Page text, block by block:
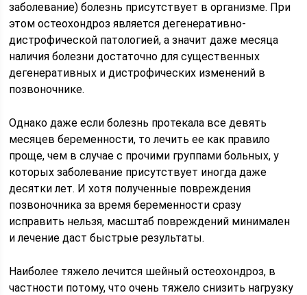
заболевание) болезнь присутствует в организме. При
этом остеохондроз является дегенеративно-
дистрофической патологией, а значит даже месяца
наличия болезни достаточно для существенных
дегенеративных и дистрофических изменений в
позвоночнике.
Однако даже если болезнь протекала все девять
месяцев беременности, то лечить ее как правило
проще, чем в случае с прочими группами больных, у
которых заболевание присутствует иногда даже
десятки лет. И хотя полученные повреждения
позвоночника за время беременности сразу
исправить нельзя, масштаб повреждений минимален
и лечение даст быстрые результаты.
Наиболее тяжело лечится шейный остеохондроз, в
частности потому, что очень тяжело снизить нагрузку